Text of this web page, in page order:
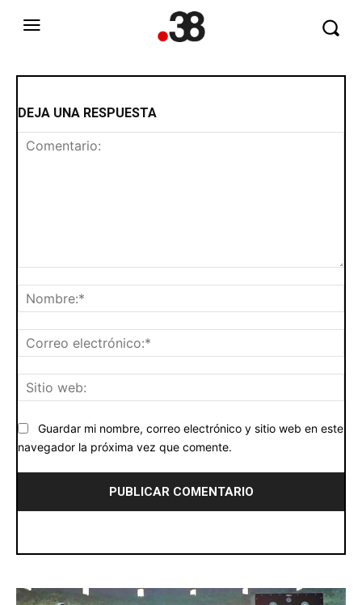
DEJA UNA RESPUESTA
Guardar mi nombre, correo electrónico y sitio web en este
navegador la próxima vez que comente.